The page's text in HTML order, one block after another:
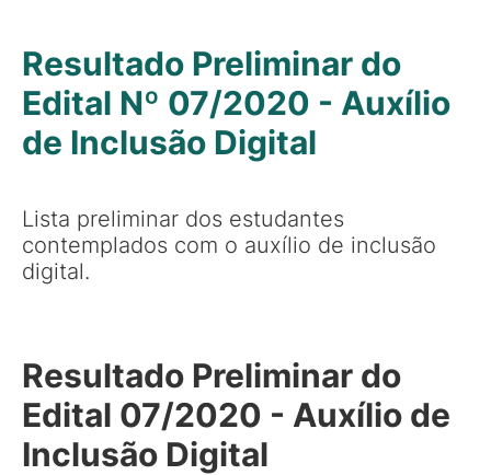
Resultado Preliminar do
Edital Nº 07/2020 - Auxílio
de Inclusão Digital
Lista preliminar dos estudantes
contemplados com o auxílio de inclusão
digital.
Resultado Preliminar do
Edital 07/2020 - Auxílio de
Inclusão Digital